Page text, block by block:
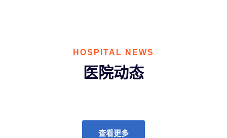
HOSPITAL NEWS
医院动态
查看更多